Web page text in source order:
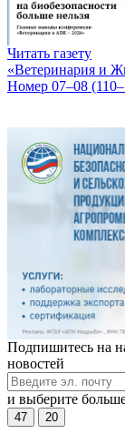
Читать газету
«Ветеринария и
Номер 07–08
Подпишитесь на
новостей
и выберите
47 20